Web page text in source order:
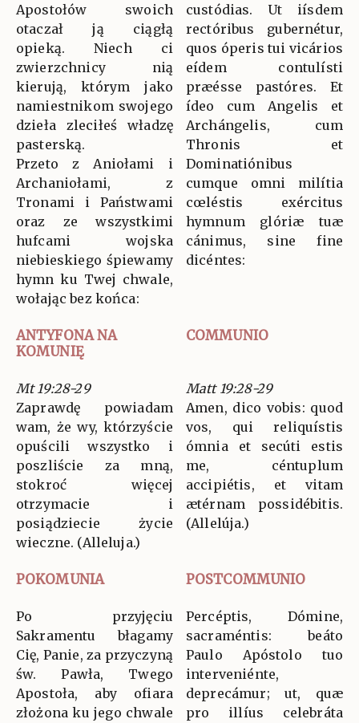
Apostołów swoich
otaczał ją ciągłą
opieką. Niech ci
zwierzchnicy nią
kierują, którym jako
namiestnikom swojego
dzieła zleciłeś władzę
pasterską.
Przeto z Aniołami i
Archaniołami, z
Tronami i Państwami
oraz ze wszystkimi
hufcami wojska
niebieskiego śpiewamy
hymn ku Twej chwale,
wołając bez końca:
custódias. Ut iísdem
rectóribus gubernétur,
quos óperis tui vicários
eídem contulísti
præésse pastóres. Et
ídeo cum Angelis et
Archángelis, cum
Thronis et
Dominatiónibus
cumque omni milítia
cœléstis exércitus
hymnum glóriæ tuæ
cánimus, sine fine
dicéntes:
ANTYFONA NA
KOMUNIĘ
COMMUNIO
Mt 19:28-29
Zaprawdę powiadam
wam, że wy, którzyście
opuścili wszystko i
poszliście za mną,
stokroć więcej
otrzymacie i
posiądziecie życie
wieczne. (Alleluja.)
Matt 19:28-29
Amen, dico vobis: quod
vos, qui reliquístis
ómnia et secúti estis
me, céntuplum
accipiétis, et vitam
ætérnam possidébitis.
(Allelúja.)
POKOMUNIA POSTCOMMUNIO
Po przyjęciu
Sakramentu błagamy
Cię, Panie, za przyczyną
św. Pawła, Twego
Apostoła, aby ofiara
złożona ku jego chwale
Percéptis, Dómine,
sacraméntis: beáto
Paulo Apóstolo tuo
interveniénte,
deprecámur; ut, quæ
pro illíus celebráta